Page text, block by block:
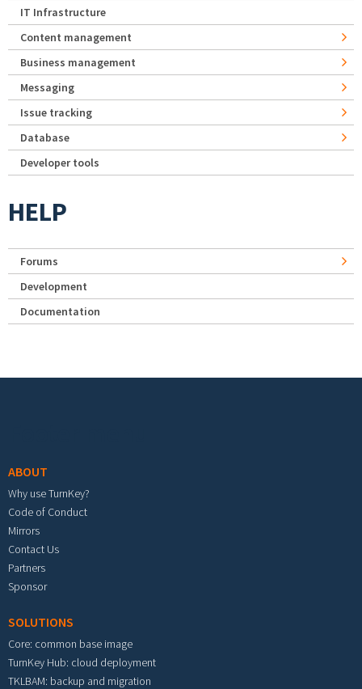
IT Infrastructure
Content management
Business management
Messaging
Issue tracking
Database
Developer tools
HELP
Forums
Development
Documentation
ABOUT
Why use TurnKey?
Code of Conduct
Mirrors
Contact Us
Partners
Sponsor
SOLUTIONS
Core: common base image
TurnKey Hub: cloud deployment
TKLBAM: backup and migration